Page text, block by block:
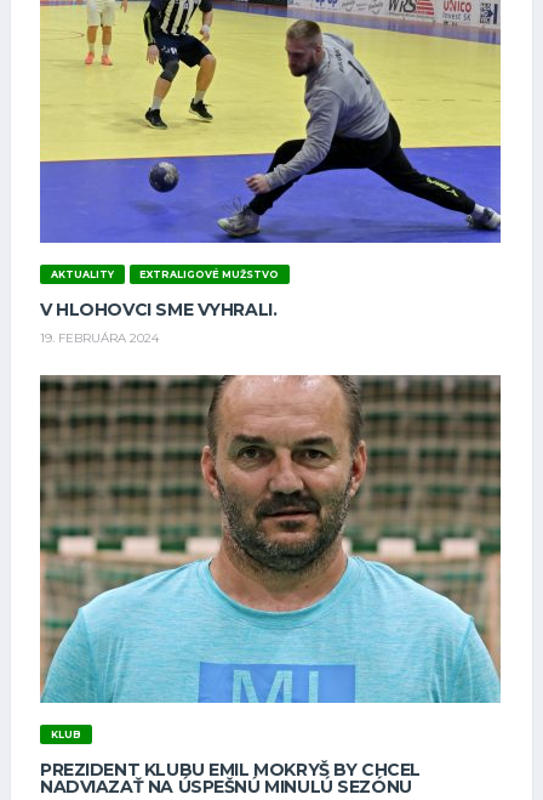
AKTUALITY EXTRALIGOVÉ MUŽSTVO
V HLOHOVCI SME VYHRALI.
19. FEBRUÁRA 2024
KLUB
PREZIDENT KLUBU EMIL MOKRYŠ BY CHCEL
NADVIAZAŤ NA ÚSPEŠNÚ MINULÚ SEZÓNU